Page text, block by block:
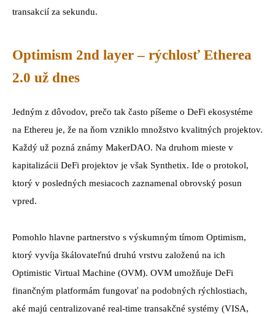
transakcií za sekundu.
Optimism 2nd layer – rýchlosť Etherea
2.0 už dnes
Jedným z dôvodov, prečo tak často píšeme o DeFi ekosystéme
na Ethereu je, že na ňom vzniklo množstvo kvalitných projektov.
Každý už pozná známy MakerDAO. Na druhom mieste v
kapitalizácii DeFi projektov je však Synthetix. Ide o protokol,
ktorý v posledných mesiacoch zaznamenal obrovský posun
vpred.
Pomohlo hlavne partnerstvo s výskumným tímom Optimism,
ktorý vyvíja škálovateľnú druhú vrstvu založenú na ich
Optimistic Virtual Machine (OVM). OVM umožňuje DeFi
finančným platformám fungovať na podobných rýchlostiach,
aké majú centralizované real-time transakčné systémy (VISA,